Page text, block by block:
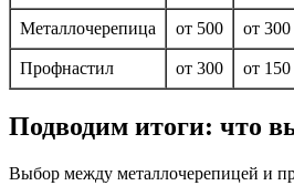
Металлочерепица от 500 от 300
Профнастил от 300 от 150
Подводим итоги: что
Выбор между металлочерепицей и